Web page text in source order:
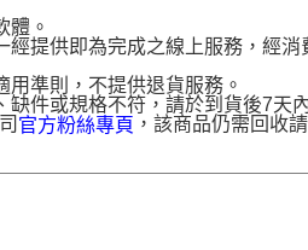
體。
提供即為完成之線上服務，經消
準則，不提供退貨服務。
件或規格不符，請於到貨後7天
官方粉絲專頁 ，該商品仍需回收